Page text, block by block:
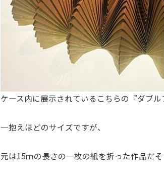
ケース内に展示されているこちらの『ダブ
一抱えほどのサイズですが、
元は15ｍの長さの一枚の紙を折った作品だそ